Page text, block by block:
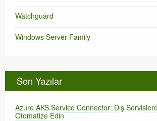
Watchguard
Windows Server Family
Son Yazılar
Azure AKS Service Connector: Dış
Otomatize Edin